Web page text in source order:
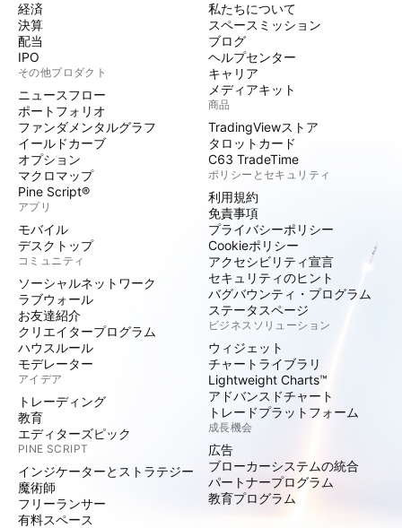
経済
決算
配当
IPO
その他プロダクト
ニュースフロー
ポートフォリオ
ファンダメンタルグラフ
イールドカーブ
オプション
マクロマップ
Pine Script®
アプリ
モバイル
デスクトップ
コミュニティ
ソーシャルネットワーク
ラブウォール
お友達紹介
クリエイタープログラム
ハウスルール
モデレーター
アイデア
トレーディング
教育
エディターズピック
PINE SCRIPT
インジケーターとストラテジー
魔術師
フリーランサー
有料スペース
私たちについて
スペースミッション
ブログ
ヘルプセンター
キャリア
メディアキット
商品
TradingViewストア
タロットカード
C63 TradeTime
ポリシーとセキュリティ
利用規約
免責事項
プライバシーポリシー
Cookieポリシー
アクセシビリティ宣言
セキュリティのヒント
バグバウンティ・プログラム
ステータスページ
ビジネスソリューション
ウィジェット
チャートライブラリ
Lightweight Charts™
アドバンスドチャート
トレードプラットフォーム
成長機会
広告
ブローカーシステムの統合
パートナープログラム
教育プログラム